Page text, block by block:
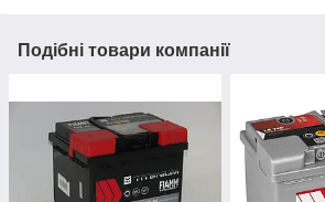
Подібні товари компанії